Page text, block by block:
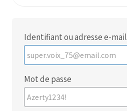
Identifiant ou adresse e-mail
Mot de passe